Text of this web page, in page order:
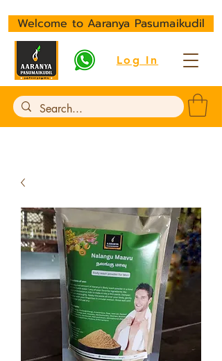
Welcome to Aaranya Pasumaikudil
Log In